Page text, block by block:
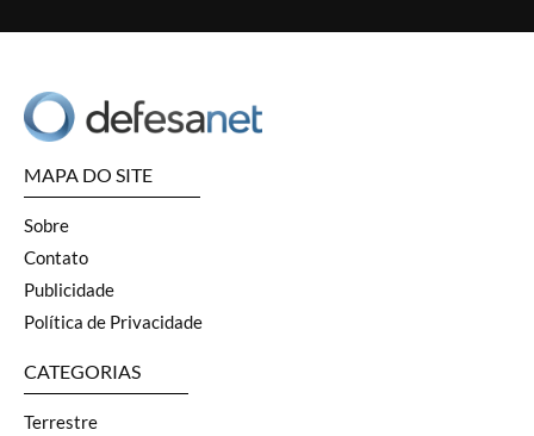
MAPA DO SITE
Sobre
Contato
Publicidade
Política de Privacidade
CATEGORIAS
Terrestre